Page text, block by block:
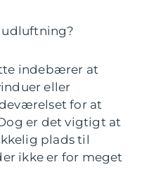
udluftning?
indebærer at
eller
for at
er det vigtigt at
plads til
ikke er for meget